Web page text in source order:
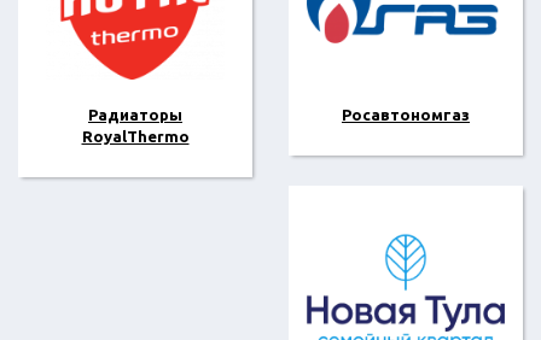
Радиаторы
RoyalThermo
Росавтономгаз